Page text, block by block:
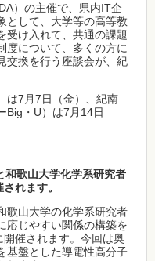
）の主催で、県内IT企
として、大学等の高等教
受け入れて、共通の課題
度について、多くの方に
交換を行う座談会が、紀
は7月7日（金）、紀南
Big・U）は7月14日
和歌山大学化学系研究者
れます。
歌山大学の化学系研究者
応じやすい関係の構築を
催されます。今回は奥
基盤とした導電性高分子